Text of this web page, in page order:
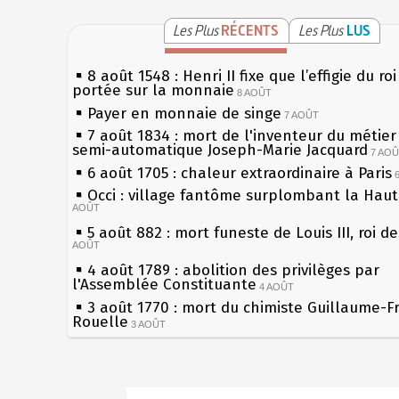
Les PlusRÉCENTS Les Plus LUS
8 août 1548 : Henri II fixe que l’effigie du
portée sur la monnaie 8 AOÛT
Payer en monnaie de singe 7 AOÛT
7 août 1834 : mort de l'inventeur du
semi-automatique Joseph-Marie Jacquard 7
6 août 1705 : chaleur extraordinaire à Paris
Occi : village fantôme surplombant la
AOÛT
5 août 882 : mort funeste de Louis III, roi
AOÛT
4 août 1789 : abolition des privilèges par
l'Assemblée Constituante 4 AOÛT
3 août 1770 : mort du chimiste Guillaume-
Rouelle 3 AOÛT
Musée Jean de La Fontaine : réouverture